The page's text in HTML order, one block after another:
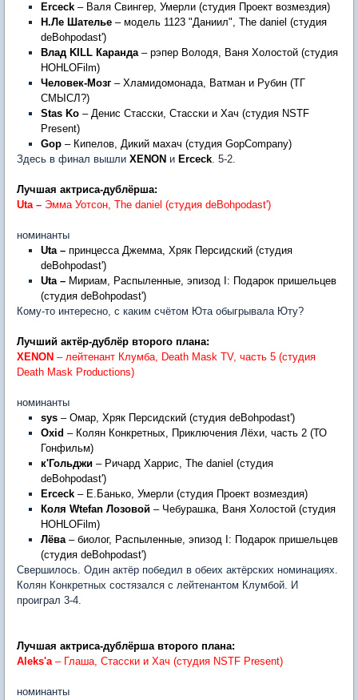
Erceck – Валя Свингер, Умерли (студия Проект возмездия)
Н.Ле Шателье – модель 1123 "Даниил", The daniel (студия
deBohpodast')
Влад KILL Каранда– рэпер Володя, Ваня Холостой (студия
HOHLOFilm)
Человек-Мозг – Хламидомонада, Ватман и Рубин (ТГ
СМЫСЛ?)
Stas Ko – Денис Стасски, Стасски и Хач (студия NSTF
Present)
Gop – Кипелов, Дикий махач (студия GopCompany)
Здесь в финал вышли XENON и Erceck. 5-2.
Лучшая актриса-дублёрша:
Uta– Эмма Уотсон, The daniel (студия deBohpodast')
номинанты
Uta– принцесса Джемма, Хряк Персидский (студия
deBohpodast')
Uta– Мириам, Распыленные, эпизод I: Подарок пришельцев
(студия deBohpodast')
Кому-то интересно, с каким счётом Юта обыгрывала Юту?
Лучший актёр-дублёр второго плана:
XENON – лейтенант Клумба, Death Mask TV, часть 5 (студия
Death Mask Productions)
номинанты
sys – Омар, Хряк Персидский (студия deBohpodast')
Oxid – Колян Конкретных, Приключения Лёхи, часть 2 (ТО
Гонфильм)
к'Гольджи – Ричард Харрис, The daniel (студия
deBohpodast')
Erceck – Е.Банько, Умерли (студия Проект возмездия)
Коля Wtefan Лозовой – Чебурашка, Ваня Холостой (студия
HOHLOFilm)
Лёва– биолог, Распыленные, эпизод I: Подарок пришельцев
(студия deBohpodast')
Свершилось. Один актёр победил в обеих актёрских номинациях.
Колян Конкретных состязался с лейтенантом Клумбой. И
проиграл 3-4.
Лучшая актриса-дублёрша второго плана:
Aleks'a– Глаша, Стасски и Хач (студия NSTF Present)
номинанты